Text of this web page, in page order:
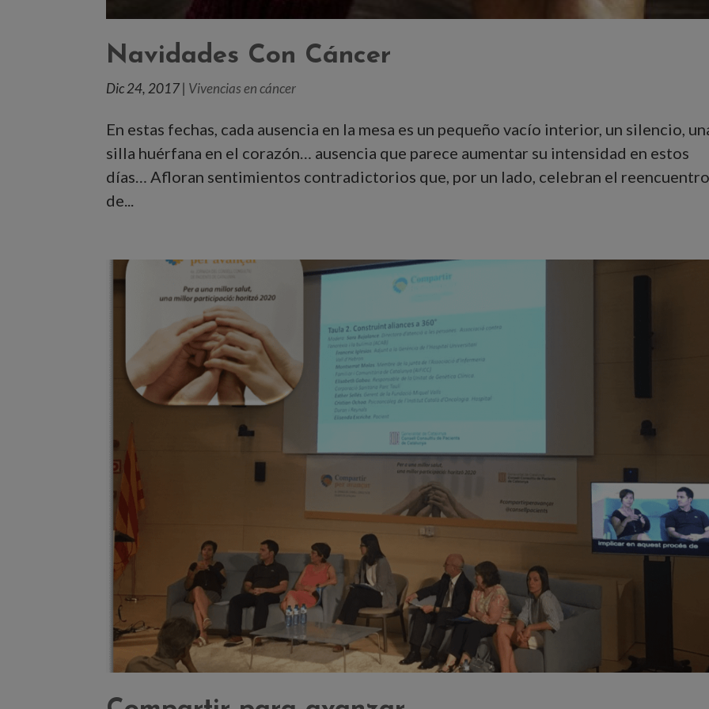
Navidades Con Cáncer
Dic 24, 2017| Vivencias en cáncer
En estas fechas, cada ausencia en la mesa es un pequeño vacío interior, un silencio,
silla huérfana en el corazón… ausencia que parece aumentar su intensidad en estos
días… Afloran sentimientos contradictorios que, por un lado, celebran el
de...